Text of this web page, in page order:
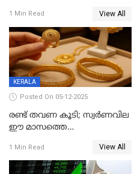
സർവകാല റെക്കോഡ്
1 Min Read View All
KERALA
Posted On 05-12-2025
രണ്ട് തവണ കൂടി; സ്വർണവില
ഈ മാസത്തെ
1 Min Read View All